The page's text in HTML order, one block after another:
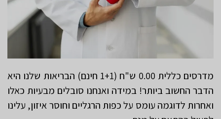
מדרסים כללית 0.00 ש"ח (1+1 חינם) הבריאות שלנו היא
הדבר החשוב ביותר! במידה ואנחנו סובלים מבעיות כאלו
ואחרות לדוגמה עומס על כפות הרגליים וחוסר איזון, עלינו